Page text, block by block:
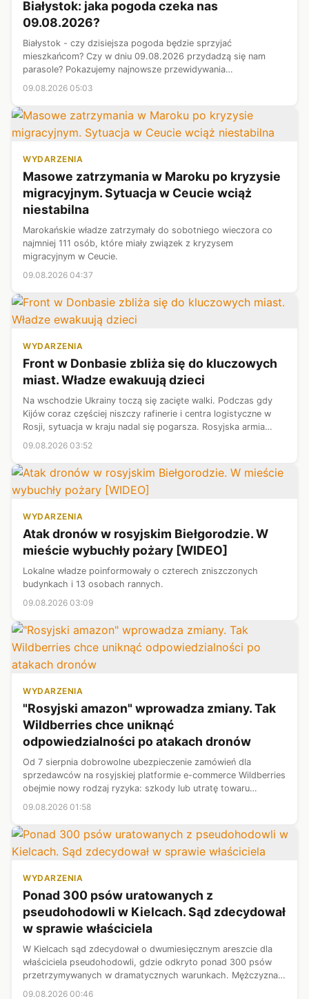
Białystok: jaka pogoda czeka nas
09.08.2026?
Białystok - czy dzisiejsza pogoda będzie sprzyjać
mieszkańcom? Czy w dniu 09.08.2026 przydadzą się nam
parasole? Pokazujemy najnowsze przewidywania
09.08.2026 05:03
WYDARZENIA
Masowe zatrzymania w Maroku po kryzysie
migracyjnym. Sytuacja w Ceucie wciąż
niestabilna
Marokańskie władze zatrzymały do sobotniego wieczora co
najmniej 111 osób, które miały związek z kryzysem
migracyjnym w Ceucie.
09.08.2026 04:37
WYDARZENIA
Front w Donbasie zbliża się do kluczowych
miast. Władze ewakuują dzieci
Na wschodzie Ukrainy toczą się zacięte walki. Podczas gdy
Kijów coraz częściej niszczy rafinerie i centra logistyczne w
Rosji, sytuacja w kraju nadal się pogarsza. Rosyjska armia
09.08.2026 03:52
WYDARZENIA
Atak dronów w rosyjskim Biełgorodzie. W
mieście wybuchły pożary [WIDEO]
Lokalne władze poinformowały o czterech zniszczonych
budynkach i 13 osobach rannych.
09.08.2026 03:09
WYDARZENIA
"Rosyjski amazon" wprowadza zmiany. Tak
Wildberries chce uniknąć
odpowiedzialności po atakach dronów
Od 7 sierpnia dobrowolne ubezpieczenie zamówień dla
sprzedawców na rosyjskiej platformie e-commerce Wildberries
obejmie nowy rodzaj ryzyka: szkody lub utratę towaru
09.08.2026 01:58
WYDARZENIA
Ponad 300 psów uratowanych z
pseudohodowli w Kielcach. Sąd zdecydował
w sprawie właściciela
W Kielcach sąd zdecydował o dwumiesięcznym areszcie dla
właściciela pseudohodowli, gdzie odkryto ponad 300 psów
przetrzymywanych w dramatycznych warunkach. Mężczyzna
09.08.2026 00:46